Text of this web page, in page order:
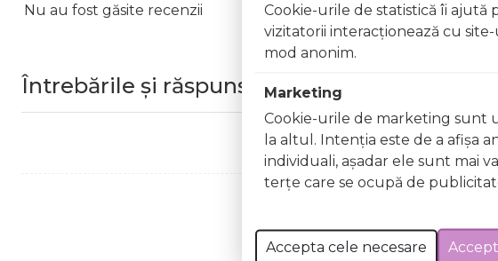
Nu au fost găsite recenzii
Întrebările și răspunsurile clienților
Cookie-urile de statistică îi
vizitatorii interacţionează cu
mod anonim.
Marketing
Cookie-urile de marketing sunt
la altul. Intenţia este de a afişa
individuali, aşadar ele sunt mai
terţe care se ocupă de
Accepta cele necesare